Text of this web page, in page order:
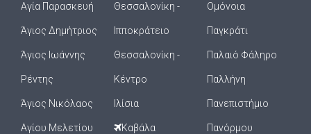
Αγία Παρασκευή
Άγιος Δημήτριος
Άγιος Ιωάννης
Ρέντης
Άγιος Νικόλαος
Αγίου Μελετίου
Θεσσαλονίκη -
Ιπποκράτειο
Θεσσαλονίκη -
Κέντρο
Ιλίσια
Καβάλα
Ομόνοια
Παγκράτι
Παλαιό Φάληρο
Παλλήνη
Πανεπιστήμιο
Πανόρμου